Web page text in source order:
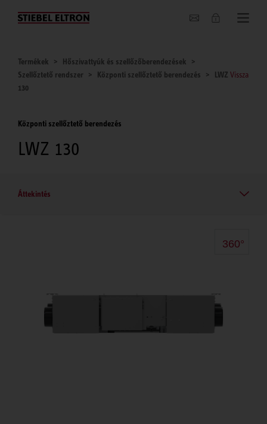
Hírek
Termékek
Hőszivattyúk és szellőzőberendezések
Szellőztető rendszer
Központi szellőztető berendezés
LWZ
130
Vissza
Központi szellőztető berendezés
LWZ 130
Áttekintés
360°